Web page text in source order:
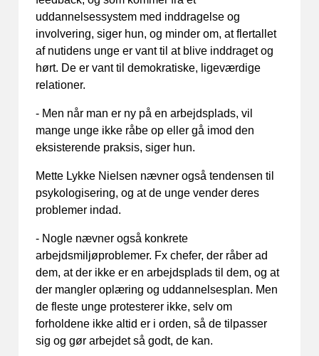
uddannelsessystem med inddragelse og
involvering, siger hun, og minder om, at flertallet
af nutidens unge er vant til at blive inddraget og
hørt. De er vant til demokratiske, ligeværdige
relationer.
- Men når man er ny på en arbejdsplads, vil
mange unge ikke råbe op eller gå imod den
eksisterende praksis, siger hun.
Mette Lykke Nielsen nævner også tendensen til
psykologisering, og at de unge vender deres
problemer indad.
- Nogle nævner også konkrete
arbejdsmiljøproblemer. Fx chefer, der råber ad
dem, at der ikke er en arbejdsplads til dem, og at
der mangler oplæring og uddannelsesplan. Men
de fleste unge protesterer ikke, selv om
forholdene ikke altid er i orden, så de tilpasser
sig og gør arbejdet så godt, de kan.